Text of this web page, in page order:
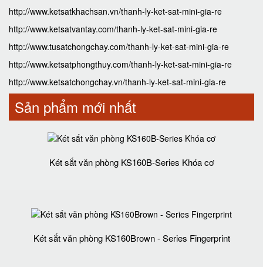
http://www.ketsatkhachsan.vn/thanh-ly-ket-sat-mini-gia-re
http://www.ketsatvantay.com/thanh-ly-ket-sat-mini-gia-re
http://www.tusatchongchay.com/thanh-ly-ket-sat-mini-gia-re
http://www.ketsatphongthuy.com/thanh-ly-ket-sat-mini-gia-re
http://www.ketsatchongchay.vn/thanh-ly-ket-sat-mini-gia-re
Sản phẩm mới nhất
Két sắt văn phòng KS160B-Series Khóa cơ
Két sắt văn phòng KS160Brown - Series Fingerprint